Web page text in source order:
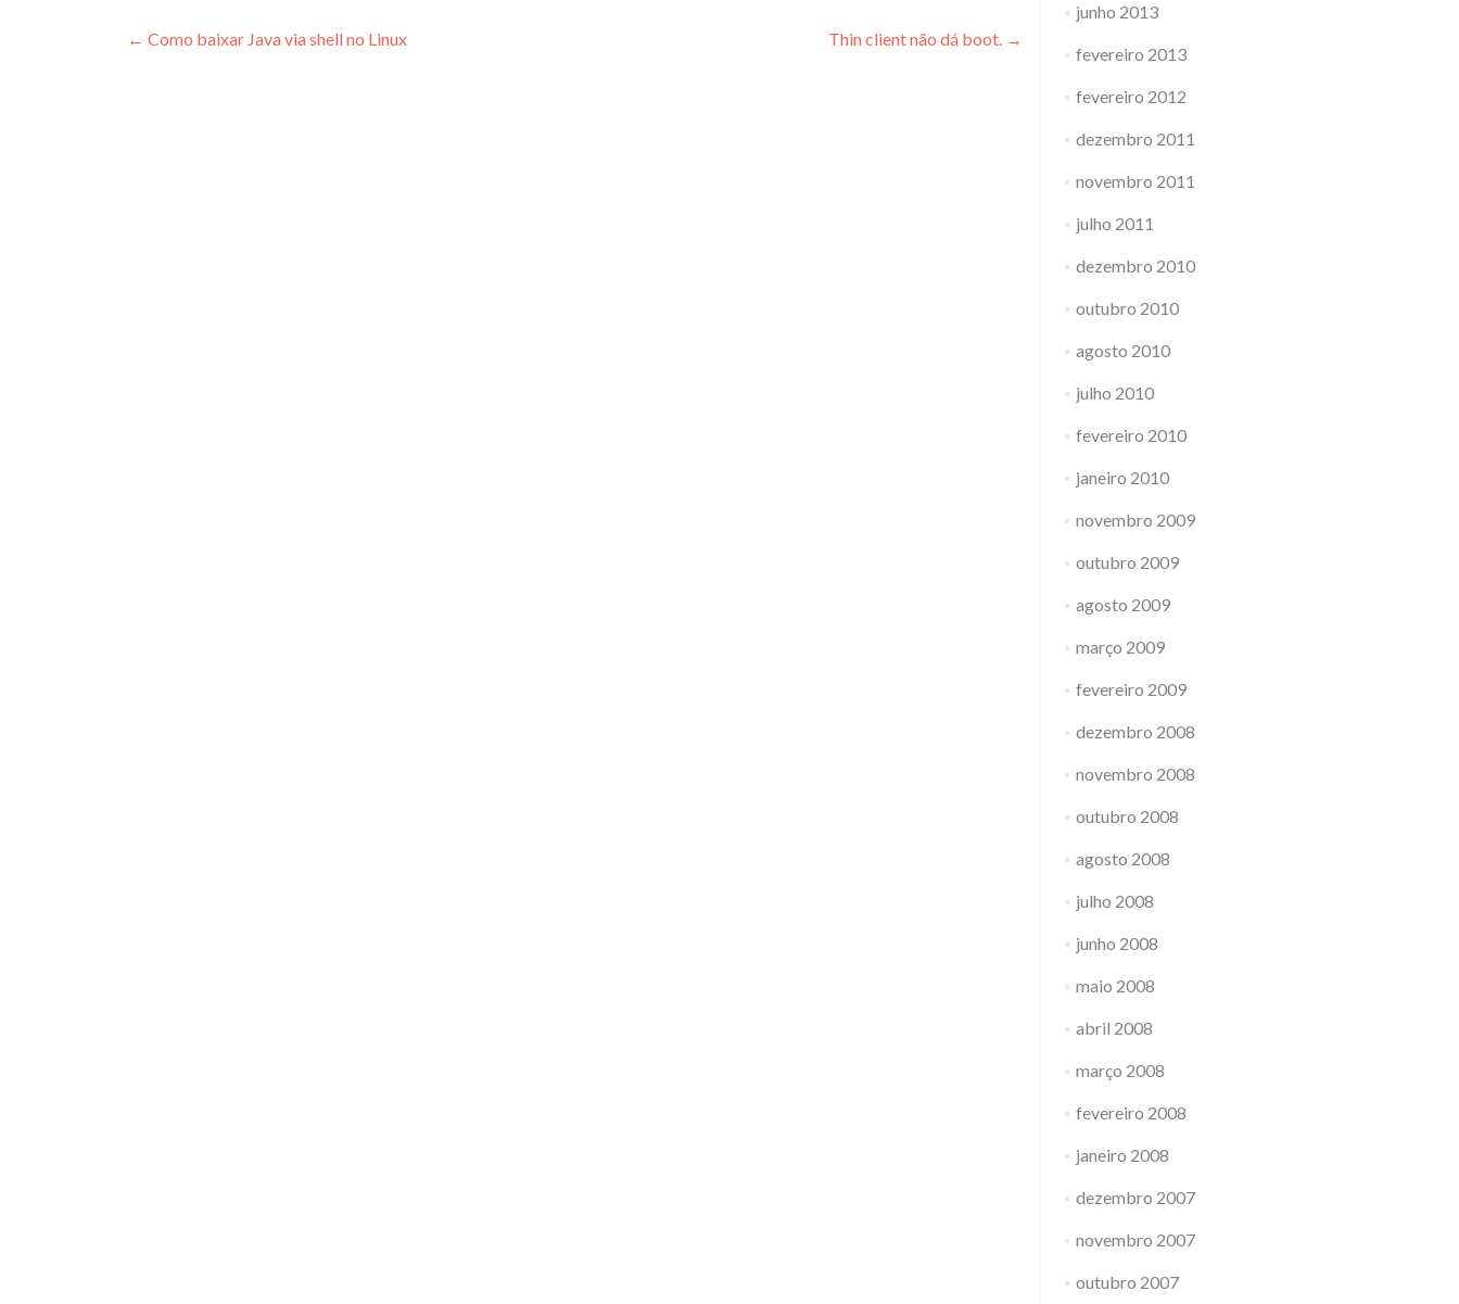
Navegação
← Como baixar Java via shell no Linux Thin client não dá boot. →
junho 2013
fevereiro 2013
fevereiro 2012
dezembro 2011
novembro 2011
julho 2011
dezembro 2010
outubro 2010
agosto 2010
julho 2010
fevereiro 2010
janeiro 2010
novembro 2009
outubro 2009
agosto 2009
março 2009
fevereiro 2009
dezembro 2008
novembro 2008
outubro 2008
agosto 2008
julho 2008
junho 2008
maio 2008
abril 2008
março 2008
fevereiro 2008
janeiro 2008
dezembro 2007
novembro 2007
outubro 2007